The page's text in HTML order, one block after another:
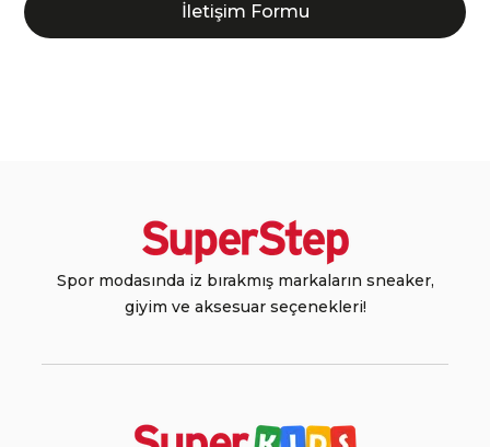
İletişim Formu
Spor modasında iz bırakmış markaların sneaker,
giyim ve aksesuar seçenekleri!